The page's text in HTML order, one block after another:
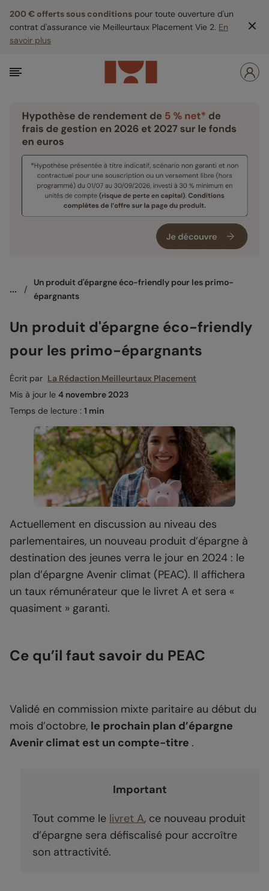
200 € offerts sous conditions pour toute ouverture d'un
contrat d'assurance vie Meilleurtaux Placement Vie 2. En
savoir plus
... /
Un produit d'épargne éco-friendly pour les primo-
épargnants
Un produit d'épargne éco-friendly
pour les primo-épargnants
Écrit par La Rédaction Meilleurtaux Placement
Mis à jour le 4 novembre 2023
Temps de lecture : 1 min
Actuellement en discussion au niveau des
parlementaires, un nouveau produit d’épargne à
destination des jeunes verra le jour en 2024 : le
plan d’épargne Avenir climat (PEAC). Il affichera
un taux rémunérateur que le livret A et sera «
quasiment » garanti.
Ce qu’il faut savoir du PEAC
Validé en commission mixte paritaire au début du
mois d’octobre, le prochain plan d’épargne
Avenir climat est un compte-titre .
Important
Tout comme le livret A, ce nouveau produit
d’épargne sera défiscalisé pour accroître
son attractivité.